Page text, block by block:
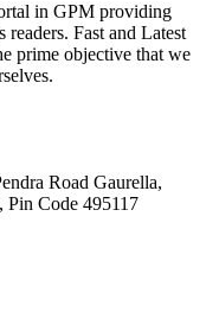
in GPM providing
Fast and Latest
prime objective that we
Road Gaurella,
Code 495117